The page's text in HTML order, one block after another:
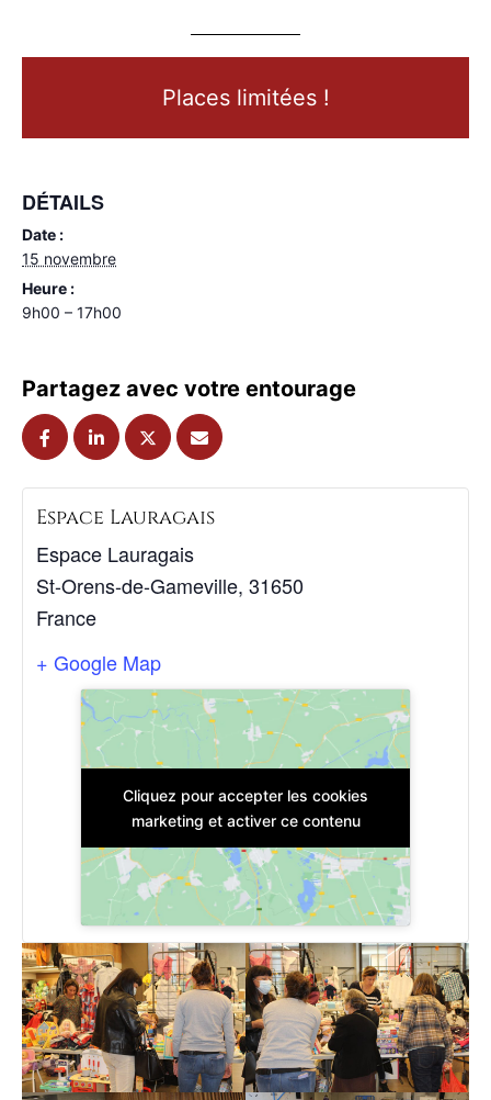
Places limitées !
DÉTAILS
Date :
15 novembre
Heure :
9h00 – 17h00
Partagez avec votre entourage
Espace Lauragais
Espace Lauragais
St-Orens-de-Gameville, 31650
France
+ Google Map
Cliquez pour accepter les cookies
marketing et activer ce contenu